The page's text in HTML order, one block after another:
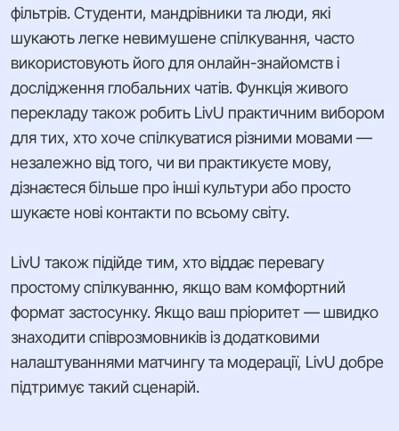
фільтрів. Студенти, мандрівники та люди, які
шукають легке невимушене спілкування, часто
використовують його для онлайн-знайомств і
дослідження глобальних чатів. Функція живого
перекладу також робить LivU практичним вибором
для тих, хто хоче спілкуватися різними мовами —
незалежно від того, чи ви практикуєте мову,
дізнаєтеся більше про інші культури або просто
шукаєте нові контакти по всьому світу.
LivU також підійде тим, хто віддає перевагу
простому спілкуванню, якщо вам комфортний
формат застосунку. Якщо ваш пріоритет — швидко
знаходити співрозмовників із додатковими
налаштуваннями матчингу та модерації, LivU добре
підтримує такий сценарій.